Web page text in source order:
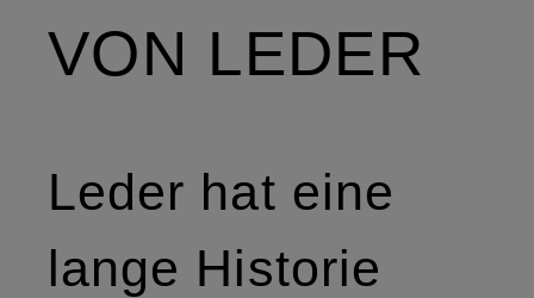
VON LEDER
Leder hat eine
lange Historie